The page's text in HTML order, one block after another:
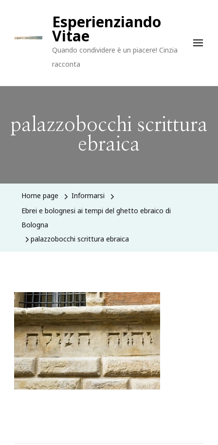
Esperienziando
Vitae
Quando condividere è un piacere! Cinzia
racconta
palazzobocchi scrittura
ebraica
Home page
Informarsi
Ebrei e bolognesi ai tempi del ghetto ebraico di
Bologna
palazzobocchi scrittura ebraica